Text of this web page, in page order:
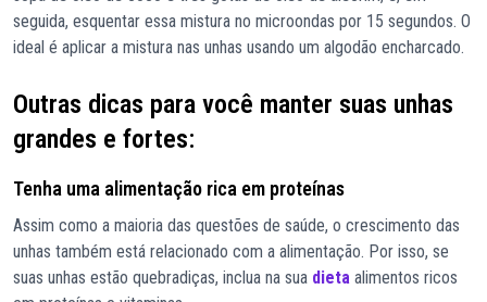
seguida, esquentar essa mistura no microondas por 15 segundos. O
ideal é aplicar a mistura nas unhas usando um algodão encharcado.
Outras dicas para você manter suas unhas
grandes e fortes:
Tenha uma alimentação rica em proteínas
Assim como a maioria das questões de saúde, o crescimento das
unhas também está relacionado com a alimentação. Por isso, se
suas unhas estão quebradiças, inclua na sua dieta alimentos ricos